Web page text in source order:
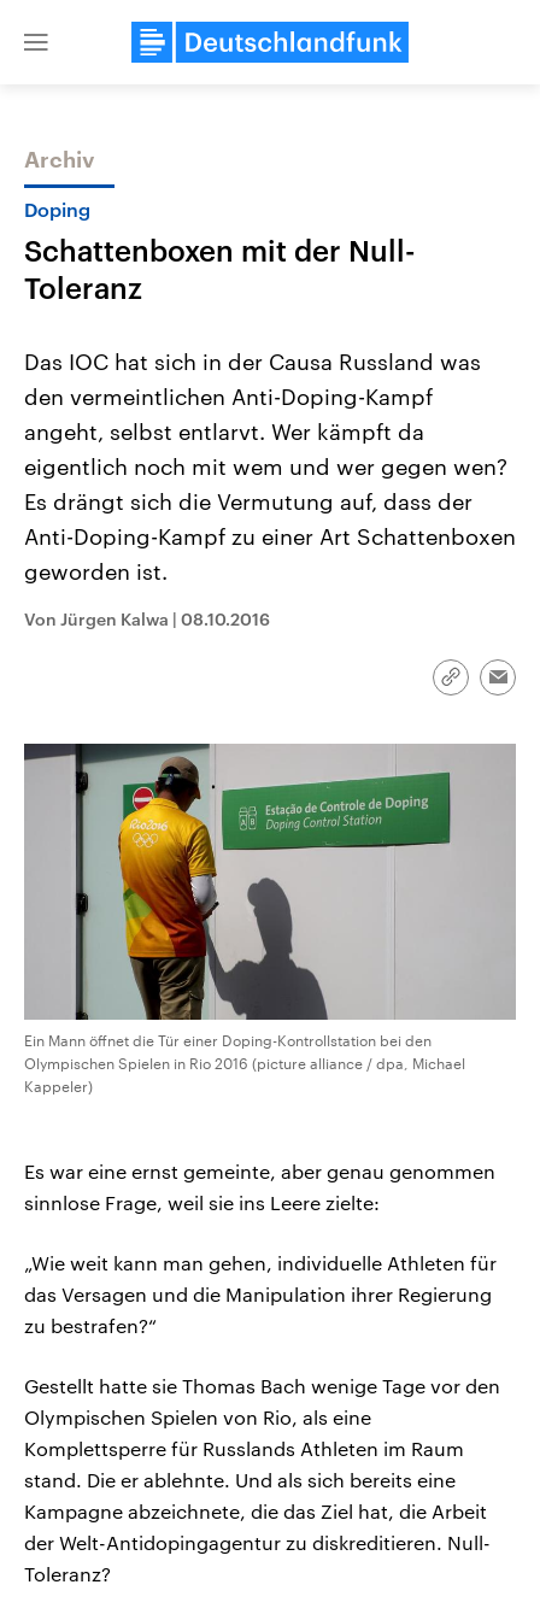
Close
Themen
Landtagswahl Sachsen-Anhalt
2026
Alle Informationen
Sachsen-Anhalt wählt am 6.
September 2026 einen neuen
Landtag. Seit 2021 wird das
Bundesland von einer Koalition aus
CDU, SPD und FDP regiert.-
Umfragen, Prognosen,
und Hintergründe zu den Parteien
und Kandidaten der anstehenden
USA
Aktuelle Beiträge,
Hintergründe
Wirtschaftlich und
gehören die Vereinigten
den mächtigsten Ländern
mit großem Einfluss auf
Sendungen Programm
Archiv
Doping
Schattenboxen mit der Null-
Toleranz
Das IOC hat sich in der Causa Russland was
den vermeintlichen Anti-Doping-Kampf
angeht, selbst entlarvt. Wer kämpft da
eigentlich noch mit wem und wer gegen wen?
Es drängt sich die Vermutung auf, dass der
Anti-Doping-Kampf zu einer Art Schattenboxen
geworden ist.
Von Jürgen Kalwa | 08.10.2016
Link
Ein Mann öffnet die Tür einer Doping-Kontrollstation bei den
Olympischen Spielen in Rio 2016 (picture alliance / dpa, Michael
Kappeler)
Es war eine ernst gemeinte, aber genau genommen
sinnlose Frage, weil sie ins Leere zielte:
„Wie weit kann man gehen, individuelle Athleten für
das Versagen und die Manipulation ihrer Regierung
zu bestrafen?“
Gestellt hatte sie Thomas Bach wenige Tage vor den
Olympischen Spielen von Rio, als eine
Komplettsperre für Russlands Athleten im Raum
stand. Die er ablehnte. Und als sich bereits eine
Kampagne abzeichnete, die das Ziel hat, die Arbeit
der Welt-Antidopingagentur zu diskreditieren. Null-
Toleranz?